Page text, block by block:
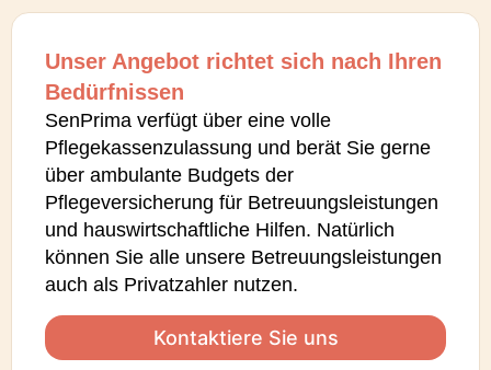
Unser Angebot richtet sich nach Ihren
Bedürfnissen
SenPrima verfügt über eine volle
Pflegekassenzulassung und berät Sie gerne
über ambulante Budgets der
Pflegeversicherung für Betreuungsleistungen
und hauswirtschaftliche Hilfen. Natürlich
können Sie alle unsere Betreuungsleistungen
auch als Privatzahler nutzen.
Kontaktiere Sie uns